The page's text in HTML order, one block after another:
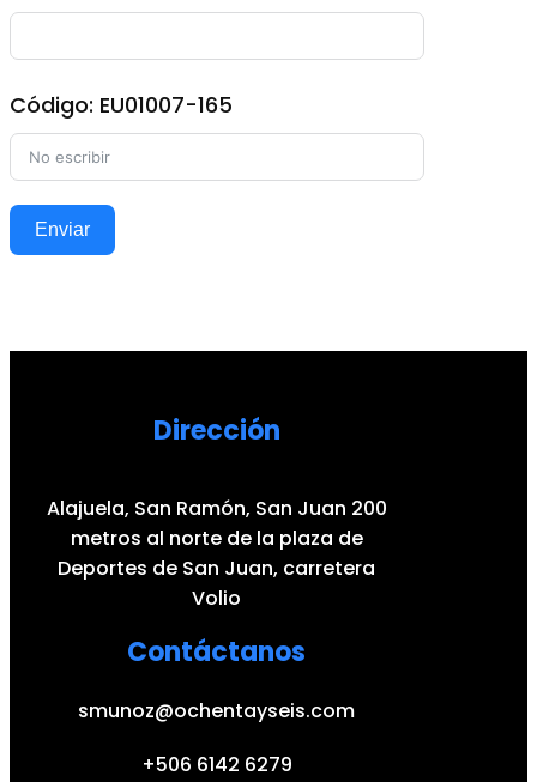
Código: EU01007-165
Enviar
Dirección
Alajuela, San Ramón, San Juan 200
metros al norte de la plaza de
Deportes de San Juan, carretera
Volio
Contáctanos
smunoz@ochentayseis.com
+506 6142 6279